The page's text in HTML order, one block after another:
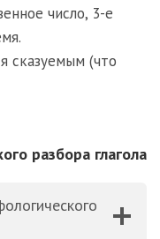
число, 3-е
сказуемым (что
разбора глагола